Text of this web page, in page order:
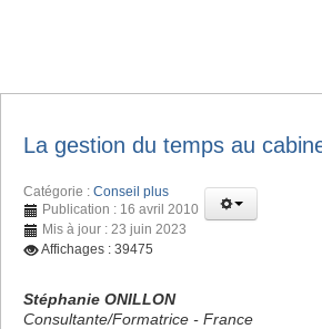
La gestion du temps au
Catégorie : Conseil plus
Publication : 16 avril 2010
Mis à jour : 23 juin 2023
Affichages : 39475
Stéphanie ONILLON
Consultante/Formatrice - France